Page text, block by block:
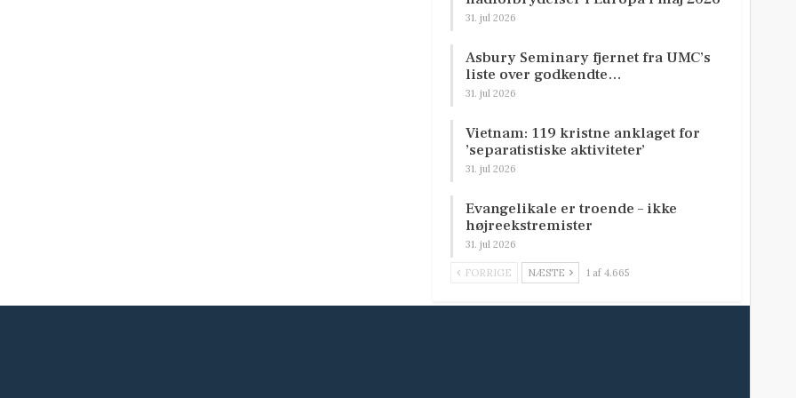
31. jul 2026
Asbury Seminary fjernet fra UMC’s
liste over godkendte…
31. jul 2026
Vietnam: 119 kristne anklaget for
’separatistiske aktiviteter’
31. jul 2026
Evangelikale er troende – ikke
højreekstremister
31. jul 2026
FORRIGE NÆSTE 1 af 4.665